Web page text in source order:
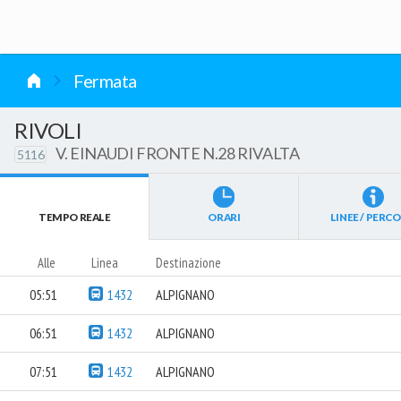
Fermata
RIVOLI
5116 V. EINAUDI FRONTE N.28 RIVALTA
TEMPO REALE ORARI LINEE /
Alle Linea Destinazione
05:51 1432 ALPIGNANO
06:51 1432 ALPIGNANO
07:51 1432 ALPIGNANO